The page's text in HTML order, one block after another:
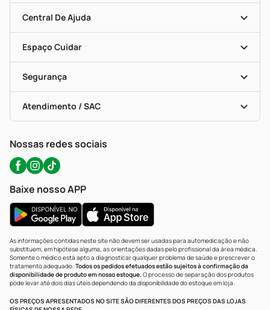
Mapa De Categorias
Blog Da PP
Seja Uma Loja Parceira
Clube PP
Convênios
Programa Popular Do Brasil
Encarte De Ofertas
Dermaclub
Descontos De Laboratório (PBM)
Cupons E Ofertas
Central De Ajuda
Entrega
Recompra Programada
Compras Com Receita
Alomed (tele-Entrega)
Formas De Pagamento
Troca E Devolução
Bulas De A A Z
Políticas De Marketplace
Espaço Cuidar
Vacinas
Serviços Farmacêuticos
Testes Rápidos
Autoteste Covid-19
Segurança
Certificado De Segurança
Portal Da Privacidade
Atendimento / SAC
WhatsApp (47) 9202-1687
Nossas redes sociais
Baixe nosso APP
As informações contidas neste site não devem ser usadas para automedicação e não
substituem, em hipótese alguma, as orientações dadas pelo profissional da área médica.
Somente o médico está apto a diagnosticar qualquer problema de saúde e prescrever o
tratamento adequado. Todos os pedidos efetuados estão sujeitos à confirmação da
disponibilidade de produto em nosso estoque.O processo de separação dos produtos
pode levar até dois dias úteis dependendo da disponibilidade do estoque em loja.
OS PREÇOS APRESENTADOS NO SITE SÃO DIFERENTES DOS PREÇOS DAS LOJAS